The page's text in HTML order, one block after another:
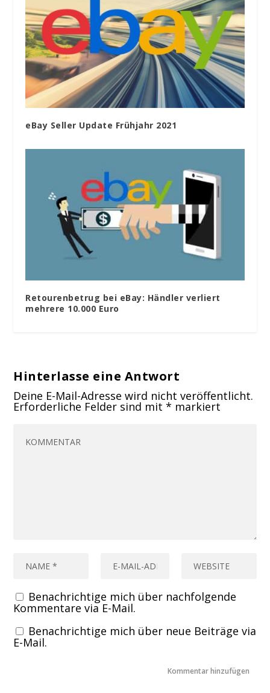
eBay Seller Update Frühjahr 2021
Retourenbetrug bei eBay: Händler verliert
mehrere 10.000 Euro
Hinterlasse eine Antwort
Deine E-Mail-Adresse wird nicht veröffentlicht.
Erforderliche Felder sind mit* markiert
Benachrichtige mich über nachfolgende
Kommentare via E-Mail.
Benachrichtige mich über neue Beiträge via
E-Mail.